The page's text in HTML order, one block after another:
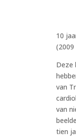
10
(2009
Deze
van
van
tien